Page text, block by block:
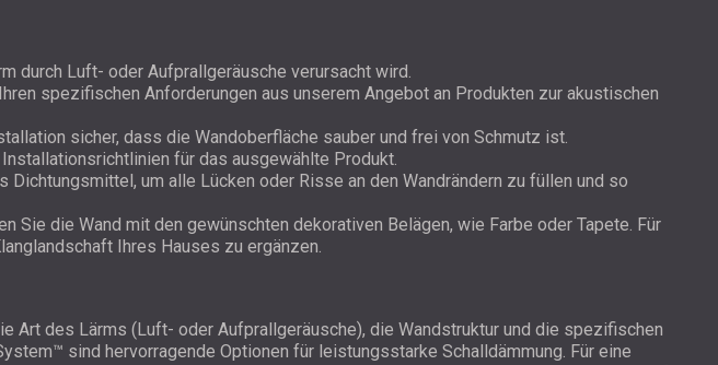
durch Luft- oder Aufprallgeräusche verursacht wird.
spezifischen Anforderungen aus unserem Angebot an Produkten zur akustischen
sicher, dass die Wandoberfläche sauber und frei von Schmutz ist.
für das ausgewählte Produkt.
Dichtungsmittel, um alle Lücken oder Risse an den Wandrändern zu füllen und so
Sie die Wand mit den gewünschten dekorativen Belägen, wie Farbe oder Tapete. Für
Ihres Hauses zu ergänzen.
Art des Lärms (Luft- oder Aufprallgeräusche), die Wandstruktur und die spezifischen
sind hervorragende Optionen für leistungsstarke Schalldämmung. Für eine